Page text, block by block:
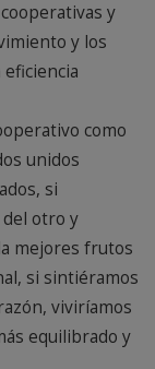
y
y los
como
unidos
si
otro y
mejores frutos
si sintiéramos
viviríamos
equilibrado y